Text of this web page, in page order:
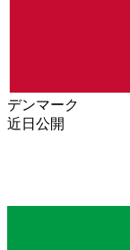
デンマーク
近日公開